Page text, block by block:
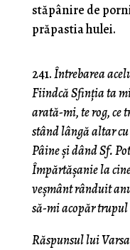
stăpânire de
prăpastia hulei.
241.Întrebarea
Fiindcă Sfinţia ta
arată-mi, te rog, ce
stând lângă altar
Pâine şi dând Sf.
Împărtăşanie la
veşmânt rânduit
să-mi acopăr trupul
Răspunsul lui